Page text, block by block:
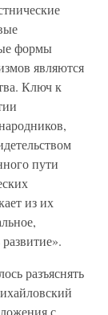
формы
являются
Ключ к
пути
из их
разъяснять
с